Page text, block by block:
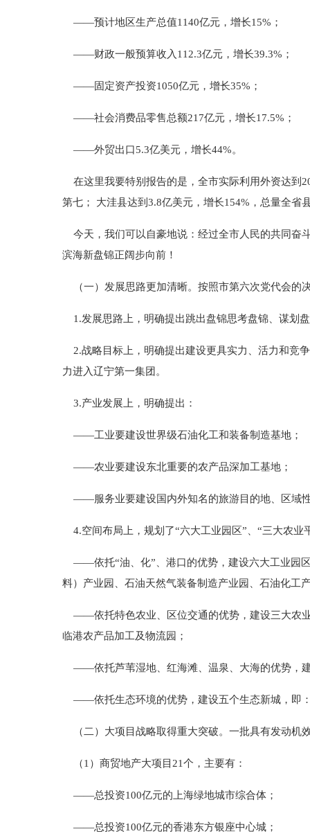
——预计地区生产总值1140亿元，增长15%；
——财政一般预算收入112.3亿元，增长39.3%；
——固定资产投资1050亿元，增长35%；
——社会消费品零售总额217亿元，增长17.5%；
——外贸出口5.3亿美元，增长44%。
在这里我要特别报告的是，全市实际利用外资达到
第七； 大洼县达到3.8亿美元，增长154%，总量全省
今天，我们可以自豪地说：经过全市人民的共同奋
滨海新盘锦正阔步向前！
（一）发展思路更加清晰。按照市第六次党代会的
1.发展思路上，明确提出跳出盘锦思考盘锦、谋划
2.战略目标上，明确提出建设更具实力、活力和竞
力进入辽宁第一集团。
3.产业发展上，明确提出：
——工业要建设世界级石油化工和装备制造基地；
——农业要建设东北重要的农产品深加工基地；
——服务业要建设国内外知名的旅游目的地、区域
4.空间布局上，规划了“六大工业园区”、“三大农业
——依托“油、化”、港口的优势，建设六大工业园
料）产业园、石油天然气装备制造产业园、石油化工
——依托特色农业、区位交通的优势，建设三大农业
临港农产品加工及物流园；
——依托芦苇湿地、红海滩、温泉、大海的优势，
——依托生态环境的优势，建设五个生态新城，即
（二）大项目战略取得重大突破。一批具有发动机
（1）商贸地产大项目21个，主要有：
——总投资100亿元的上海绿地城市综合体；
——总投资100亿元的香港东方银座中心城；